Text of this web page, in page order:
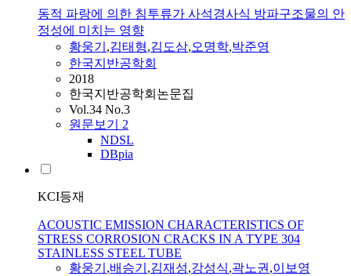
동적 파랑에 의한 침투류가 사석경사식 방파구조물의 안
정성에 미치는 영향
황웅기 ,김태형,김도삼,오명학,박준영
한국지반공학회
2018
한국지반공학회논문집
Vol.34 No.3
원문보기 2
NDSL
DBpia
KCI등재
ACOUSTIC EMISSION CHARACTERISTICS OF
STRESS CORROSION CRACKS IN A TYPE 304
STAINLESS STEEL TUBE
황웅기 ,배승기 ,김재성,강성식,곽노권,이보영